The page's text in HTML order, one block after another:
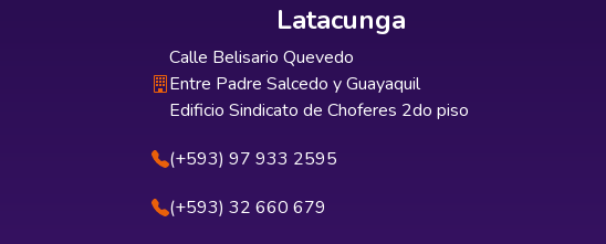
Latacunga
Calle Belisario Quevedo
Entre Padre Salcedo y Guayaquil
Edificio Sindicato de Choferes 2do piso
(+593) 97 933 2595
(+593) 32 660 679